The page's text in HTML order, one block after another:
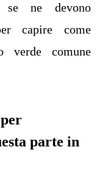
se ne devono
capire come
verde comune
parte in